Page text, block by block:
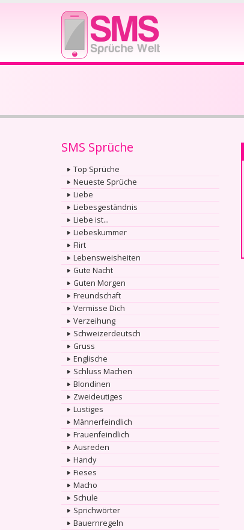
SMS Sprüche
Top Sprüche
Neueste Sprüche
Liebe
Liebesgeständnis
Liebe ist...
Liebeskummer
Flirt
Lebensweisheiten
Gute Nacht
Guten Morgen
Freundschaft
Vermisse Dich
Verzeihung
Schweizerdeutsch
Gruss
Englische
Schluss Machen
Blondinen
Zweideutiges
Lustiges
Männerfeindlich
Frauenfeindlich
Ausreden
Handy
Fieses
Macho
Schule
Sprichwörter
Bauernregeln